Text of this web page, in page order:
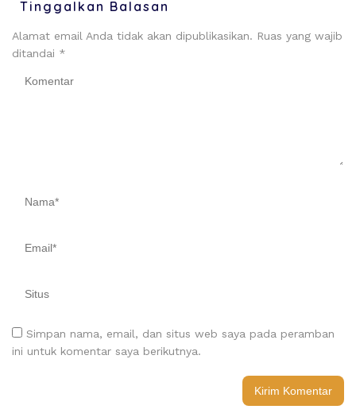
Tinggalkan Balasan
Alamat email Anda tidak akan dipublikasikan. Ruas yang wajib
ditandai *
Simpan nama, email, dan situs web saya pada peramban
ini untuk komentar saya berikutnya.